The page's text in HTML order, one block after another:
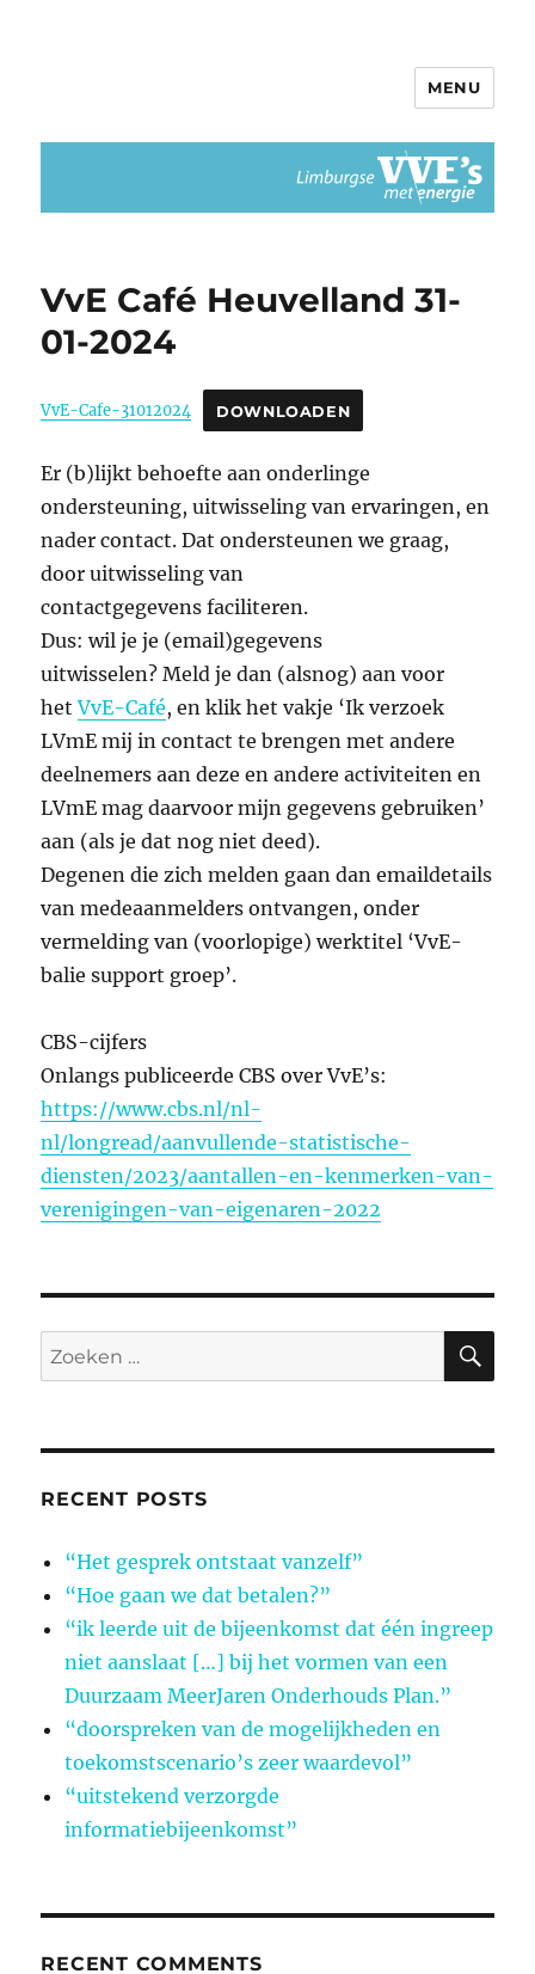
Limburgse VvEs met Energie
MENU
VvE Café Heuvelland 31-
01-2024
VvE-Cafe-31012024 DOWNLOADEN
Er (b)lijkt behoefte aan onderlinge
ondersteuning, uitwisseling van ervaringen, en
nader contact. Dat ondersteunen we graag,
door uitwisseling van
contactgegevens faciliteren.
Dus: wil je je (email)gegevens
uitwisselen? Meld je dan (alsnog) aan voor
hetVvE-Café, en klik het vakje ‘Ik verzoek
LVmE mij in contact te brengen met andere
deelnemers aan deze en andere activiteiten en
LVmE mag daarvoor mijn gegevens gebruiken’
aan (als je dat nog niet deed).
Degenen die zich melden gaan dan emaildetails
van medeaanmelders ontvangen, onder
vermelding van (voorlopige) werktitel ‘VvE-
balie support groep’.
CBS-cijfers
Onlangs publiceerde CBS over VvE’s:
https://www.cbs.nl/nl-
nl/longread/aanvullende-statistische-
diensten/2023/aantallen-en-kenmerken-van-
verenigingen-van-eigenaren-2022
Zoeken
naar:
RECENT POSTS
“Het gesprek ontstaat vanzelf”
“Hoe gaan we dat betalen?”
“ik leerde uit de bijeenkomst dat één ingreep
niet aanslaat […] bij het vormen van een
Duurzaam MeerJaren Onderhouds Plan.”
“doorspreken van de mogelijkheden en
toekomstscenario’s zeer waardevol”
“uitstekend verzorgde
informatiebijeenkomst”
RECENT COMMENTS